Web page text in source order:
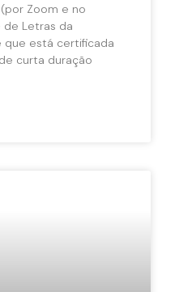
Zoom e no
de Letras da
que está certificada
curta duração